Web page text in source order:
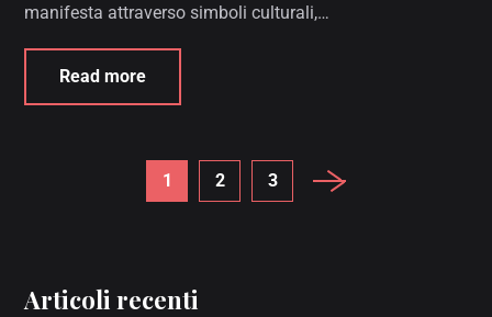
manifesta attraverso simboli culturali,…
Read more
1 2 3
Articoli recenti